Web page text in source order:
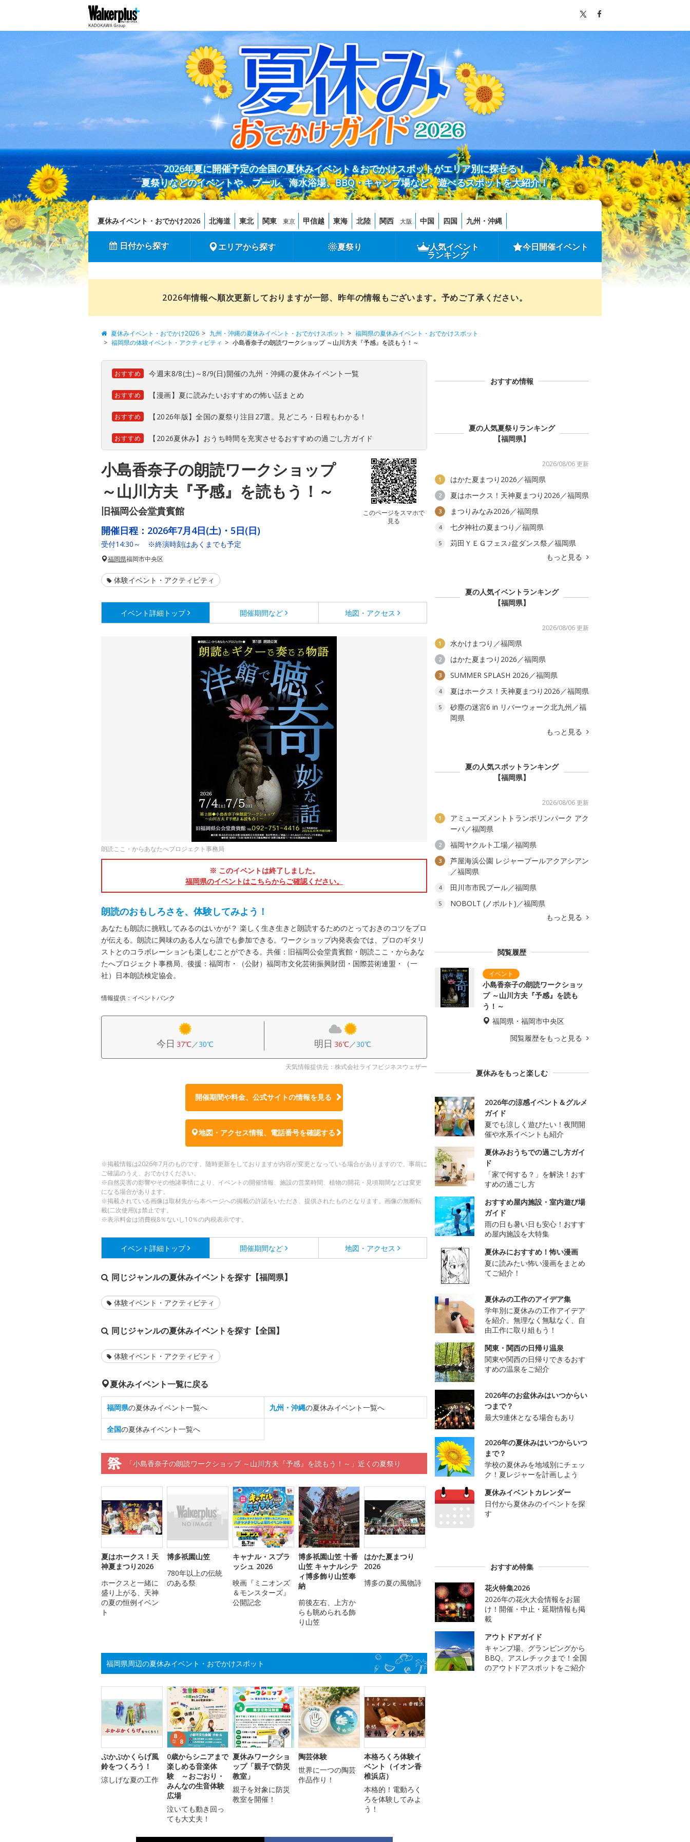
2026年夏に開催予定の全国の夏休みイベント＆おでかけスポットがエリア別に探せる！
夏祭りなどのイベントや、プール、海水浴場、BBQ・キャンプ場など、遊べるスポットを大紹介！
夏休みイベント・おでかけ2026 北海道 東北 関東 東京 甲信越 東海 北陸 関西 大阪 中国 四国 九州・沖縄
日付から探す エリアから探す 夏祭り 人気イベント
ランキング
今日開催イベント
2026年情報へ順次更新しておりますが一部、昨年の情報もございます。予めご了承ください。
夏休みイベント・おでかけ2026 九州・沖縄の夏休みイベント・おでかけスポット
福岡県の夏休みイベント・おでかけスポット
福岡県の体験イベント・アクティビティ
小島香奈子の朗読ワークショップ ～山川方夫『予感』を読もう！～
おすすめ 今週末8/8(土)～8/9(日)開催の九州・沖縄の夏休みイベント一覧
おすすめ 【漫画】夏に読みたいおすすめの怖い話まとめ
おすすめ 【2026年版】全国の夏祭り注目27選。見どころ・日程もわかる！
おすすめ 【2026夏休み】おうち時間を充実させるおすすめの過ごし方ガイド
小島香奈子の朗読ワークショップ
～山川方夫『予感』を読もう！～
旧福岡公会堂貴賓館
このページをスマホで
見る
開催日程： 2026年7月4日(土)・5日(日)
受付14:30～ ※終演時刻はあくまでも予定
福岡県福岡市中央区
体験イベント・アクティビティ
イベント詳細 トップ 開催期間など 地図・アクセス
朗読ここ・からあなたへプロジェクト事務局
※ このイベントは終了しました。
福岡県のイベントはこちらからご確認ください。
朗読のおもしろさを、体験してみよう！
あなたも朗読に挑戦してみるのはいかが？ 楽しく生き生きと朗読するためのとっておきのコツをプロ
が伝える。朗読に興味のある人なら誰でも参加できる。ワークショップ内発表会では、プロのギタリ
ストとのコラボレーションも楽しむことができる。共催：旧福岡公会堂貴賓館・朗読ここ・からあな
たへプロジェクト事務局、後援：福岡市・（公財）福岡市文化芸術振興財団・国際芸術連盟・（一
社）日本朗読検定協会。
情報提供：イベントバンク
今日 37℃／30℃ 明日 36℃／30℃
天気情報提供元：株式会社ライフビジネスウェザー
開催期間や料金、公式サイトの情報を見る
地図・アクセス情報、電話番号を確認する
※掲載情報は2026年7月のものです。随時更新をしておりますが内容が変更となっている場合がありますので、事前に
ご確認のうえ、おでかけください。
※自然災害の影響やその他諸事情により、イベントの開催情報、施設の営業時間、植物の開花・見頃期間などは変更
になる場合があります。
※掲載されている画像は取材先から本ページへの掲載の許諾をいただき、提供されたものとなります。画像の無断転
載(二次使用)は禁止です。
※表示料金は消費税8％ないし10％の内税表示です。
イベント詳細 トップ 開催期間など 地図・アクセス
同じジャンルの夏休みイベントを探す【福岡県】
体験イベント・アクティビティ
同じジャンルの夏休みイベントを探す【全国】
体験イベント・アクティビティ
夏休みイベント一覧に戻る
福岡県の夏休みイベント一覧へ 九州・沖縄の夏休みイベント一覧へ
全国の夏休みイベント一覧へ
「小島香奈子の朗読ワークショップ ～山川方夫『予感』を読もう！～」近くの夏祭り
夏はホークス！天
神夏まつり2026
ホークスと一緒に
盛り上がる、天神
の夏の恒例イベン
ト
博多祇園山笠
780年以上の伝統
のある祭
キャナル・スプラ
ッシュ 2026
映画『ミニオンズ
＆モンスターズ』
公開記念
博多祇園山笠 十番
山笠 キャナルシテ
ィ博多飾り山笠奉
納
前後左右、上方か
らも眺められる飾
り山笠
はかた夏まつり
2026
博多の夏の風物詩
福岡県周辺の夏休みイベント・おでかけスポット
ぷかぷかくらげ風
鈴をつくろう！
涼しげな夏の工作
0歳からシニアまで
楽しめる音楽体
験 ～おごおり・
みんなの生音体験
広場
泣いても動き回っ
ても大丈夫！
夏休みワークショ
ップ「親子で防災
教室」
親子を対象に防災
教室を開催！
陶芸体験
世界に一つの陶芸
作品作り！
本格ろくろ体験イ
ベント（イオン香
椎浜店）
本格的！電動ろく
ろを体験してみよ
う！
おすすめ情報
夏の人気夏祭りランキング
【福岡県】
2026/08/06 更新
1 はかた夏まつり2026／福岡県
2 夏はホークス！天神夏まつり2026／福岡県
3 まつりみなみ2026／福岡県
4 七夕神社の夏まつり／福岡県
5
苅田ＹＥＧフェス♪盆ダンス祭／福岡県
もっと見る
夏の人気イベントランキング
【福岡県】
2026/08/06 更新
1 水かけまつり／福岡県
2 はかた夏まつり2026／福岡県
3 SUMMER SPLASH 2026／福岡県
4 夏はホークス！天神夏まつり2026／福岡県
5
砂塵の迷宮6 in リバーウォーク北九州／福
岡県
もっと見る
夏の人気スポットランキング
【福岡県】
2026/08/06 更新
1
アミューズメントトランポリンパーク アク
ーパ／福岡県
2 福岡ヤクルト工場／福岡県
3
芦屋海浜公園 レジャープールアクアシアン
／福岡県
4 田川市市民プール／福岡県
5
NOBOLT (ノボルト)／福岡県
もっと見る
閲覧履歴
小島香奈子の朗読ワークショッ
プ ～山川方夫『予感』を読も
う！～
福岡県・福岡市中央区
閲覧履歴をもっと見る
夏休みをもっと楽しむ
2026年の涼感イベント＆グルメ
ガイド
夏でも涼しく遊びたい！夜間開
催や水系イベントも紹介
夏休みおうちでの過ごし方ガイ
ド
「家で何する？」を解決！おす
すめの過ごし方
おすすめ屋内施設・室内遊び場
ガイド
雨の日も暑い日も安心！おすす
め屋内施設を大特集
夏休みにおすすめ！怖い漫画
夏に読みたい怖い漫画をまとめ
てご紹介！
夏休みの工作のアイデア集
学年別に夏休みの工作アイデア
を紹介。無理なく無駄なく、自
由工作に取り組もう！
関東・関西の日帰り温泉
関東や関西の日帰りできるおす
すめの温泉をご紹介
2026年のお盆休みはいつからい
つまで？
最大9連休となる場合もあり
2026年の夏休みはいつからいつ
まで？
学校の夏休みを地域別にチェッ
ク！夏レジャーを計画しよう
夏休みイベントカレンダー
日付から夏休みのイベントを探
す
おすすめ特集
花火特集2026
2026年の花火大会情報をお届
け！開催・中止・延期情報も掲
載
アウトドアガイド
キャンプ場、グランピングから
BBQ、アスレチックまで！全国
のアウトドアスポットをご紹介